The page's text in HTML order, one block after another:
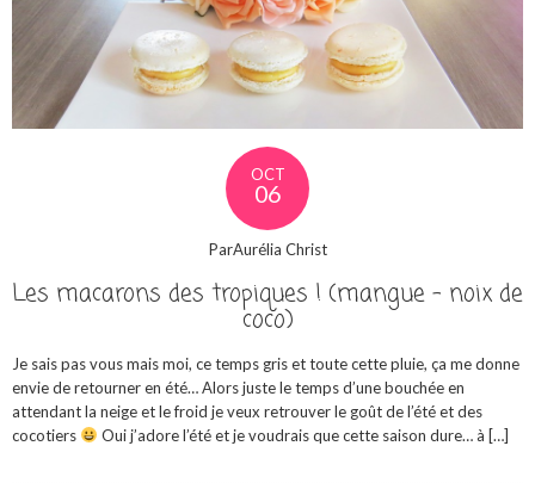
OCT
06
ParAurélia Christ
Les macarons des tropiques ! (mangue – noix de
coco)
Je sais pas vous mais moi, ce temps gris et toute cette pluie, ça me donne
envie de retourner en été… Alors juste le temps d’une bouchée en
attendant la neige et le froid je veux retrouver le goût de l’été et des
cocotiers
Oui j’adore l’été et je voudrais que cette saison dure… à […]